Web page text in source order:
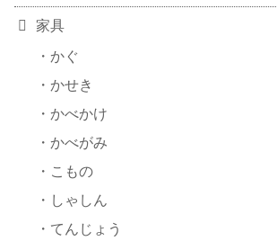
家具
かぐ
かせき
かべかけ
かべがみ
こもの
しゃしん
てんじょう